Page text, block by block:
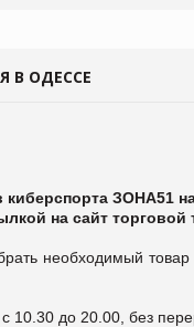
В ОДЕССЕ
киберспорта ЗОНА51
на сайт торговой
необходимый
10.30 до 20.00, без